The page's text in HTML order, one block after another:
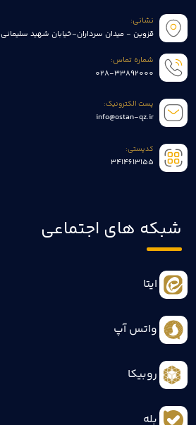
نشانی:
قزوین - میدان سرداران-خیابان شهید سلیمانی
شماره تماس:
028-33892000
پست الکترونیک:
info@ostan-qz.ir
کدپستی:
3414613155
شبکه های اجتماعی
ایتا
واتس آپ
روبیکا
بله